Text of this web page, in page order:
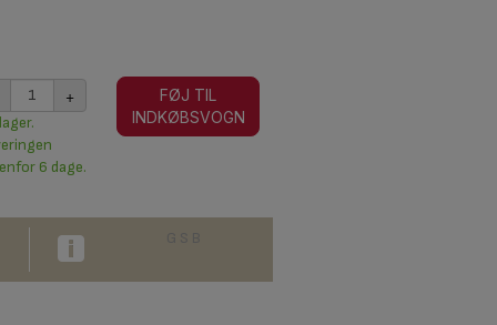
+
6 dage.
FØJ TIL
INDKØBSVOGN